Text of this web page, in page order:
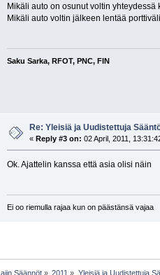
Mikäli auto on osunut voltin
Mikäli auto voltin jälkeen lentää
Saku Sarka, RFOT, PNC, FIN
Re: Yleisiä ja Uudistettuja
«Reply #3 on: 02 April, 2011,
Ok. Ajattelin kanssa että asia olisi näin
Ei oo riemulla rajaa kun on päästänsä vajaa
Lajin Säännöt » 2011 » Yleisiä ja Uudistettuja